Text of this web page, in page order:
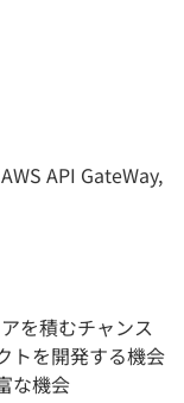
API GateWay,
を積むチャンス
トを開発する機会
な機会